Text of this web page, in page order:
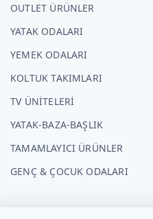
OUTLET ÜRÜNLER
YATAK ODALARI
YEMEK ODALARI
KOLTUK TAKIMLARI
TV ÜNİTELERİ
YATAK-BAZA-BAŞLIK
TAMAMLAYICI ÜRÜNLER
GENÇ & ÇOCUK ODALARI